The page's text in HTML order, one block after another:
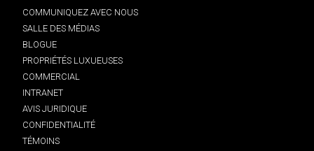
COMMUNIQUEZ AVEC NOUS
SALLE DES MÉDIAS
BLOGUE
PROPRIÉTÉS LUXUEUSES
COMMERCIAL
INTRANET
AVIS JURIDIQUE
CONFIDENTIALITÉ
TÉMOINS